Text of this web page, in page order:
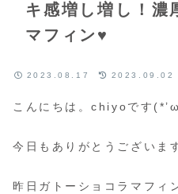
キ感増し増し！濃
マフィン♥
2023.08.17 2023.09.02
こんにちは。chiyoです
今日もありがとうございま
昨日ガトーショコラマフィ